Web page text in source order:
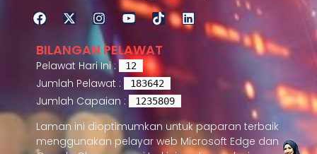
BILANGAN PELAWAT
Pelawat Hari Ini : 12
Jumlah Pelawat : 183642
Jumlah Capaian : 1235809
Laman ini dioptimumkan untuk paparan terbaik
menggunakan pelayar web Microsoft Edge dan